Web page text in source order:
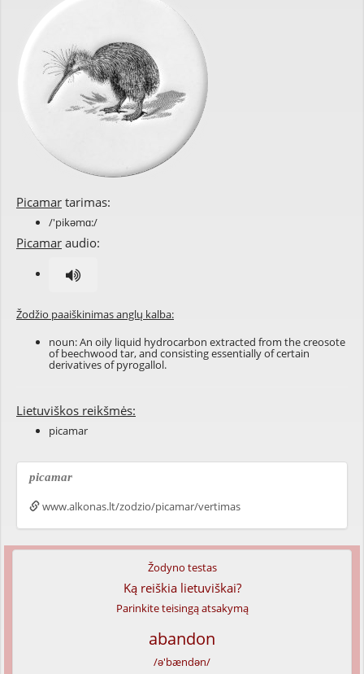
Picamar tarimas:
/'pikəmɑ:/
Picamar audio:
Žodžio paaiškinimas anglų kalba:
noun: An oily liquid hydrocarbon extracted from thecreosote
ofbeechwood tar, and consisting essentially of certain
derivativesofpyrogallol.
Lietuviškos reikšmės:
picamar
picamar
www.alkonas.lt/zodzio/picamar/vertimas
Žodyno testas
Ką reiškia lietuviškai?
Parinkite teisingą atsakymą
abandon
/ə'bændən/